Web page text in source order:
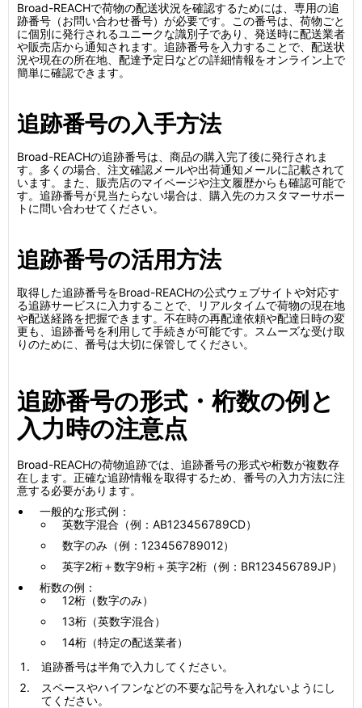
Broad-REACHで荷物の配送状況を確認するためには、専用の追
跡番号（お問い合わせ番号）が必要です。この番号は、荷物ごと
に個別に発行されるユニークな識別子であり、発送時に配送業者
や販売店から通知されます。追跡番号を入力することで、配送状
況や現在の所在地、配達予定日などの詳細情報をオンライン上で
簡単に確認できます。
追跡番号の入手方法
Broad-REACHの追跡番号は、商品の購入完了後に発行されま
す。多くの場合、注文確認メールや出荷通知メールに記載されて
います。また、販売店のマイページや注文履歴からも確認可能で
す。追跡番号が見当たらない場合は、購入先のカスタマーサポー
トに問い合わせてください。
追跡番号の活用方法
取得した追跡番号をBroad-REACHの公式ウェブサイトや対応す
る追跡サービスに入力することで、リアルタイムで荷物の現在地
や配送経路を把握できます。不在時の再配達依頼や配達日時の変
更も、追跡番号を利用して手続きが可能です。スムーズな受け取
りのために、番号は大切に保管してください。
追跡番号の形式・桁数の例と
入力時の注意点
Broad-REACHの荷物追跡では、追跡番号の形式や桁数が複数存
在します。正確な追跡情報を取得するため、番号の入力方法に注
意する必要があります。
一般的な形式例：
英数字混合（例：AB123456789CD）
数字のみ（例：123456789012）
英字2桁＋数字9桁＋英字2桁（例：BR123456789JP）
桁数の例：
12桁（数字のみ）
13桁（英数字混合）
14桁（特定の配送業者）
追跡番号は半角で入力してください。
スペースやハイフンなどの不要な記号を入れないようにし
てください。